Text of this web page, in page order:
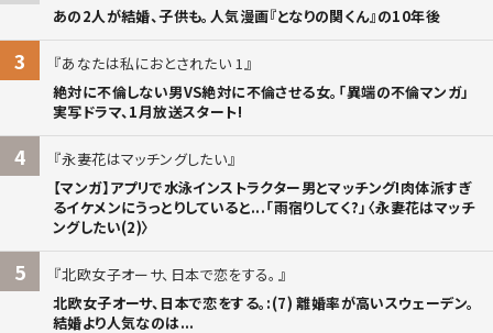
あの2人が結婚、子供も。人気漫画『となりの関くん』の10年後
3
あなたは私におとされたい 1
絶対に不倫しない男VS絶対に不倫させる女。「異端の不倫マンガ」
実写ドラマ、1月放送スタート!
4
永妻花はマッチングしたい
【マンガ】アプリで水泳インストラクター男とマッチング!肉体派すぎ
るイケメンにうっとりしていると...「雨宿りしてく?」〈永妻花はマッチ
ングしたい(2)〉
5
北欧女子オーサ、日本で恋をする。
北欧女子オーサ、日本で恋をする。:(7) 離婚率が高いスウェーデン。
結婚より人気なのは...